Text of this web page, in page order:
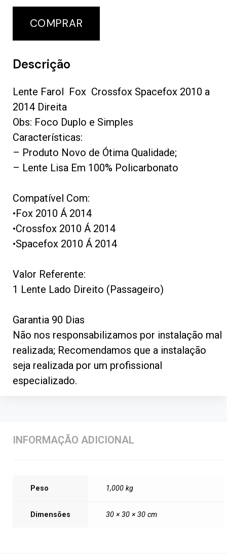
COMPRAR
Descrição
Lente Farol Fox Crossfox Spacefox 2010 a
2014 Direita
Obs: Foco Duplo e Simples
Características:
– Produto Novo de Ótima Qualidade;
– Lente Lisa Em 100% Policarbonato
Compatível Com:
•Fox 2010 Á 2014
•Crossfox 2010 Á 2014
•Spacefox 2010 Á 2014
Valor Referente:
1 Lente Lado Direito (Passageiro)
Garantia 90 Dias
Não nos responsabilizamos por instalação mal
realizada; Recomendamos que a instalação
seja realizada por um profissional
especializado.
INFORMAÇÃO ADICIONAL
Peso 1,000 kg
Dimensões 30 × 30 × 30 cm